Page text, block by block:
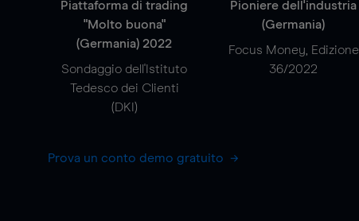
Piattaforma di trading
"Molto buona"
(Germania) 2022
Sondaggio dell'Istituto
Tedesco dei Clienti
(DKI)
Pioniere dell'industria
(Germania)
Focus Money, Edizione
36/2022
Prova un conto demo gratuito